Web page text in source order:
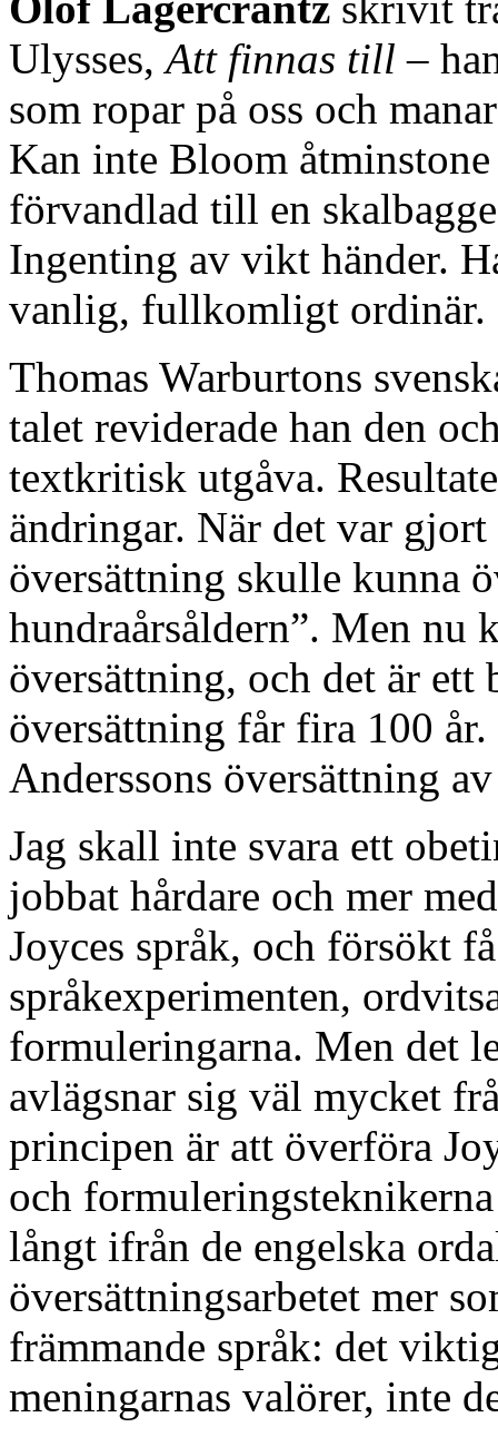
Ulysses,Att finnas till –
som ropar på oss och
Kan inte Bloom
förvandlad till en
Ingenting av vikt händer.
vanlig, fullkomligt ordinär.
Thomas Warburtons
talet reviderade han den
textkritisk utgåva.
ändringar. När det var
översättning skulle kunna
hundraårsåldern”. Men nu
översättning, och det är ett
översättning får fira 100
Anderssons översättning
Jag skall inte svara ett
jobbat hårdare och mer
Joyces språk, och försökt
språkexperimenten,
formuleringarna. Men det
avlägsnar sig väl mycket
principen är att överföra
och
långt ifrån de engelska
översättningsarbetet mer
främmande språk: det
meningarnas valörer, inte